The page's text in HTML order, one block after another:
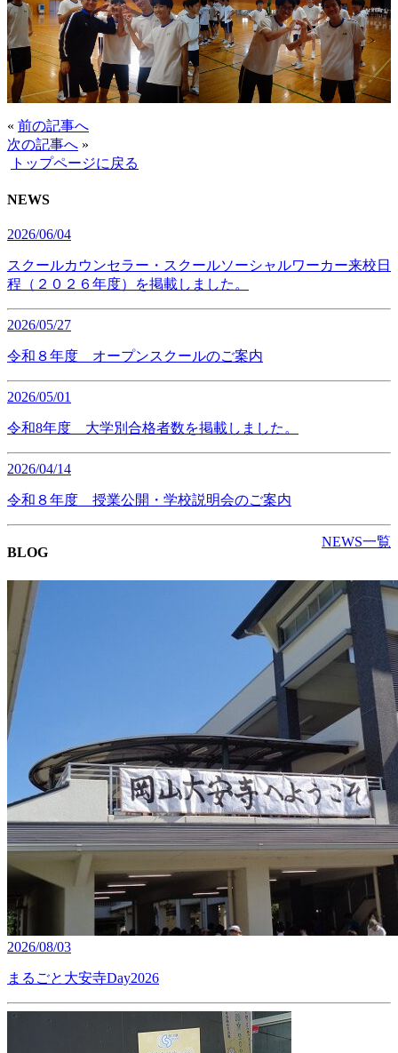
« 前の記事へ
次の記事へ »
トップページに戻る
NEWS
2026/06/04
スクールカウンセラー・スクールソーシャルワーカー来校日
程（２０２６年度）を掲載しました。
2026/05/27
令和８年度 オープンスクールのご案内
2026/05/01
令和8年度 大学別合格者数を掲載しました。
2026/04/14
令和８年度 授業公開・学校説明会のご案内
NEWS一覧
BLOG
2026/08/03
まるごと大安寺Day2026